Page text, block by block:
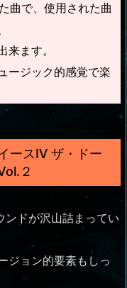
曲で、使用された曲
ます。
ージック的感覚で楽
ースⅣ ザ・ドー
２
ドが沢山詰まってい
ジョン的要素もしっ